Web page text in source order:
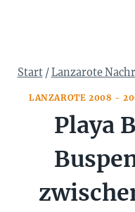
Start /Lanzarote
LANZAROTE 2008 -
Playa